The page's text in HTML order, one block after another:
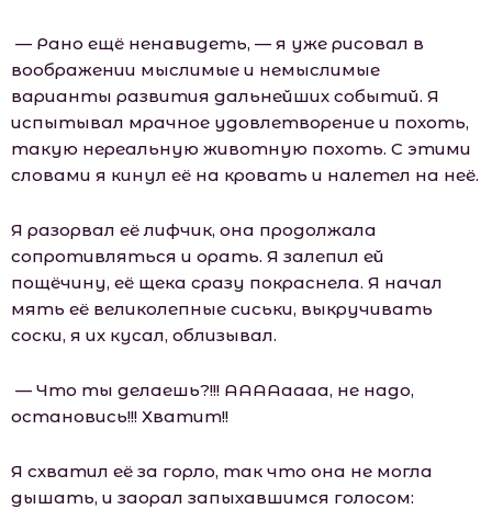
— Рано ещё ненавидеть, — я уже рисовал в
воображении мыслимые и немыслимые
варианты развития дальнейших событий. Я
испытывал мрачное удовлетворение и похоть,
такую нереальную животную похоть. С этими
словами я кинул её на кровать и налетел на неё.
Я разорвал её лифчик, она продолжала
сопротивляться и орать. Я залепил ей
пощёчину, её щека сразу покраснела. Я начал
мять её великолепные сиськи, выкручивать
соски, я их кусал, облизывал.
— Что ты делаешь?!!! ААААаааа, не надо,
остановись!!! Хватит!!
Я схватил её за горло, так что она не могла
дышать, и заорал запыхавшимся голосом: